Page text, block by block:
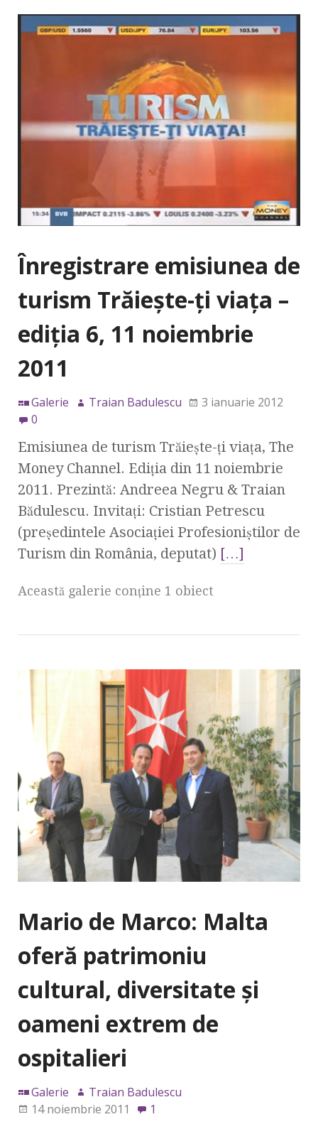
Înregistrare emisiunea de
turism Trăieşte-ţi viaţa –
ediţia 6, 11 noiembrie
2011
Galerie Traian Badulescu
3 ianuarie 2012
0
Emisiunea de turism Trăieşte-ţi viaţa, The
Money Channel. Ediţia din 11 noiembrie
2011. Prezintă: Andreea Negru & Traian
Bădulescu. Invitaţi: Cristian Petrescu
(preşedintele Asociaţiei Profesioniştilor de
Turism din România, deputat) […]
Această galerie conţine 1 obiect
Mario de Marco: Malta
oferă patrimoniu
cultural, diversitate şi
oameni extrem de
ospitalieri
Galerie
Traian Badulescu
14 noiembrie 2011
1